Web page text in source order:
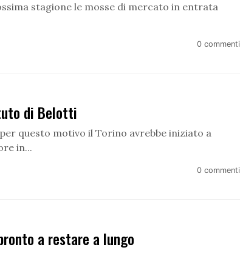
stagione le mosse di mercato in entrata
0 commenti
di Belotti
questo motivo il Torino avrebbe iniziato a
in...
0 commenti
a restare a lungo